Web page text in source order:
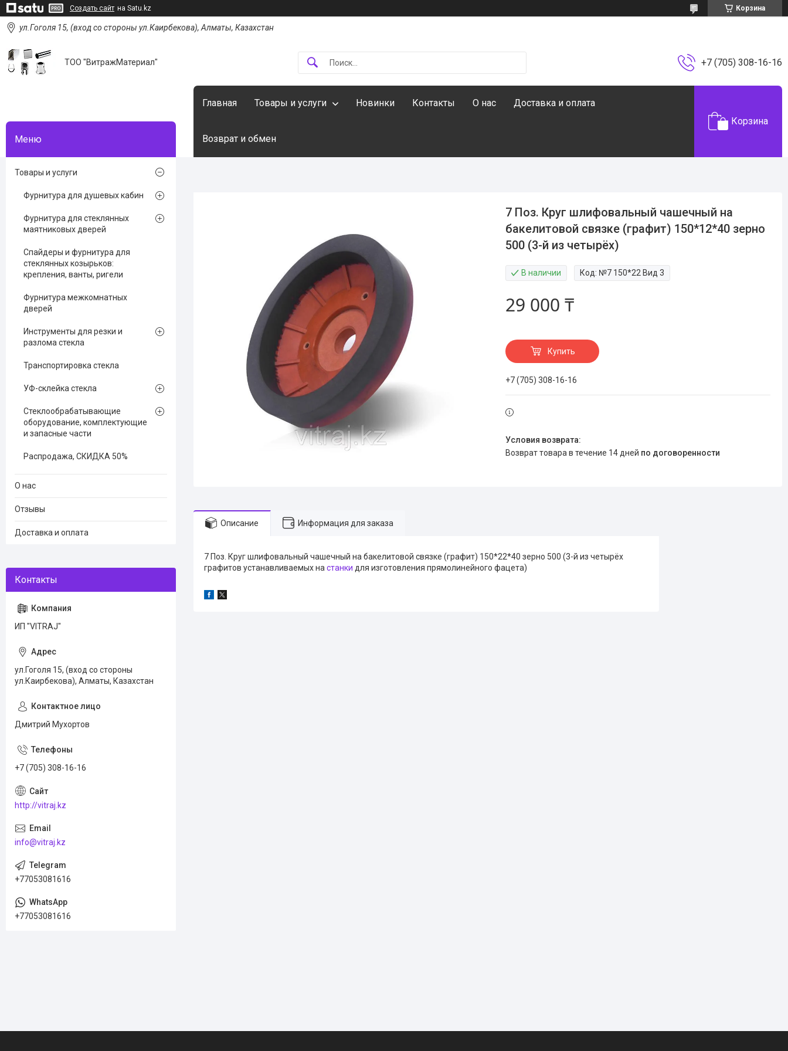
Создать сайт на Satu.kz Корзина
ул.Гоголя 15, (вход со стороны ул.Каирбекова), Алматы, Казахстан
ТОО "ВитражМатериал" +7 (705) 308-16-16
Главная Товары и услуги Новинки Контакты О нас Доставка и оплата
Возврат и обмен
Корзина
7 Поз. Круг шлифовальный чашечный на
бакелитовой связке (графит) 150*12*40 зерно
500 (3-й из четырёх)
В наличии Код: №7 150*22 Вид 3
29 000 ₸
Купить
+7 (705) 308-16-16
возврат товара в течение 14 дней по договоренности
Описание Информация для заказа
7 Поз. Круг шлифовальный чашечный на бакелитовой связке (графит) 150*22*40 зерно 500 (3-й из четырёх
графитов устанавливаемых на станки для изготовления прямолинейного фацета)
Товары и услуги
Фурнитура для душевых кабин
Фурнитура для стеклянных
маятниковых дверей
Спайдеры и фурнитура для
стеклянных козырьков:
крепления, ванты, ригели
Фурнитура межкомнатных
дверей
Инструменты для резки и
разлома стекла
Транспортировка стекла
УФ-склейка стекла
Стеклообрабатывающие
оборудование, комплектующие
и запасные части
Распродажа, СКИДКА 50%
О нас
Отзывы
Доставка и оплата
ИП "VITRAJ"
ул.Гоголя 15, (вход со стороны
ул.Каирбекова), Алматы, Казахстан
Дмитрий Мухортов
+7 (705) 308-16-16
http://vitraj.kz
info@vitraj.kz
+77053081616
+77053081616